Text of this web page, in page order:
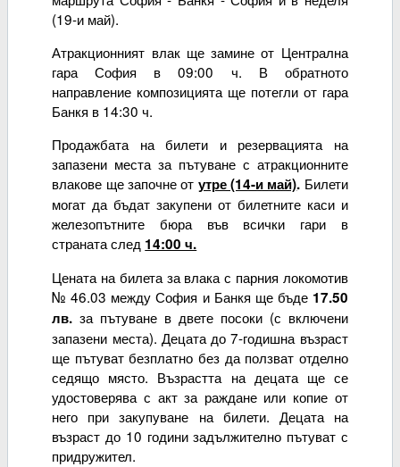
(19-и май).
Атракционният влак ще замине от Централна
гара София в 09:00 ч. В обратното
направление композицията ще потегли от гара
Банкя в 14:30 ч.
Продажбата на билети и резервацията на
запазени места за пътуване с атракционните
влакове ще започне от утре (14-и май). Билети
могат да бъдат закупени от билетните каси и
железопътните бюра във всички гари в
страната след 14:00 ч.
Цената на билета за влака с парния локомотив
№ 46.03 между София и Банкя ще бъде 17.50
лв. за пътуване в двете посоки (с включени
запазени места). Децата до 7-годишна възраст
ще пътуват безплатно без да ползват отделно
седящо място. Възрастта на децата ще се
удостоверява с акт за раждане или копие от
него при закупуване на билети. Децата на
възраст до 10 години задължително пътуват с
придружител.